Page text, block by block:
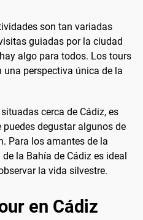
son tan variadas
guiadas por la ciudad
algo para todos. Los tours
perspectiva única de la
cerca de Cádiz, es
degustar algunos de
Para los amantes de la
la Bahía de Cádiz es ideal
la vida silvestre.
en Cádiz